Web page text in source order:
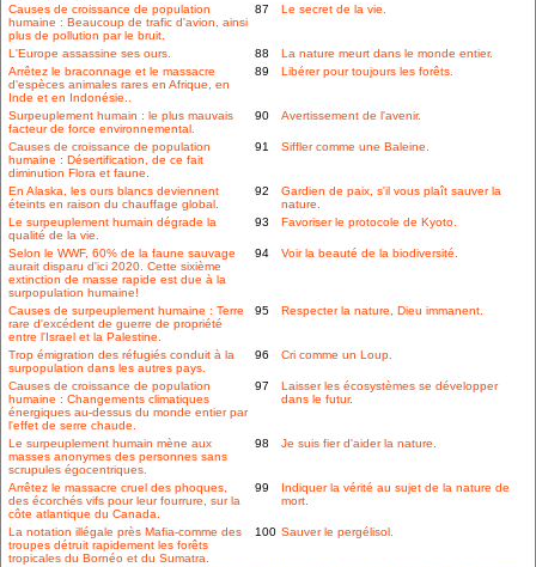
Causes de croissance de population
humaine : Beaucoup de trafic d'avion, ainsi
plus de pollution par le bruit.
87 Le secret de la vie.
L'Europe assassine ses ours. 88
La nature meurt dans le monde entier.
Arrêtez le braconnage et le massacre
d'espèces animales rares en Afrique, en
Inde et en Indonésie..
89 Libérer pour toujours les forêts.
Surpeuplement humain : le plus mauvais
facteur de force environnemental.
90 Avertissement de l'avenir.
Causes de croissance de population
humaine : Désertification, de ce fait
diminution Flora et faune.
91 Siffler comme une Baleine.
En Alaska, les ours blancs deviennent
éteints en raison du chauffage global.
92
Gardien de paix, s'il vous plaît sauver la
nature.
Le surpeuplement humain dégrade la
qualité de la vie.
93 Favoriser le protocole de Kyoto.
Selon le WWF, 60% de la faune sauvage
aurait disparu d'ici 2020. Cette sixième
extinction de masse rapide est due à la
surpopulation humaine!
94 Voir la beauté de la biodiversité.
Causes de surpeuplement humaine : Terre
rare d'excédent de guerre de propriété
entre l'Israel et la Palestine.
95 Respecter la nature, Dieu immanent.
Trop émigration des réfugiés conduit à la
surpopulation dans les autres pays.
96 Cri comme un Loup.
Causes de croissance de population
humaine : Changements climatiques
énergiques au-dessus du monde entier par
l'effet de serre chaude.
97
Laisser les écosystèmes se développer
dans le futur.
Le surpeuplement humain mène aux
masses anonymes des personnes sans
scrupules égocentriques.
98 Je suis fier d'aider la nature.
Arrêtez le massacre cruel des phoques,
des écorchés vifs pour leur fourrure, sur la
côte atlantique du Canada.
99
Indiquer la vérité au sujet de la nature de
mort.
La notation illégale près Mafia-comme des
troupes détruit rapidement les forêts
tropicales du Bornéo et du Sumatra.
100 Sauver le pergélisol.